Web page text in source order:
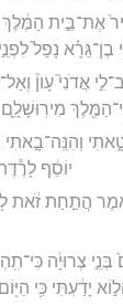
אֶת־בֵּ֣ית הַמֶּ֔לֶךְ
בֶן־גֵּרָ֗א נָפַל֙
אֲדֹנִי֮ עָוֺן֒
מִירֽוּשָׁלִָ֑ם
וְהִנֵּֽה־בָ֣אתִי
יוֹסֵ֔ף
הֲתַ֣חַת זֹ֔את
צְרוּיָ֔ה
יָדַ֔עְתִּי כִּ֥י